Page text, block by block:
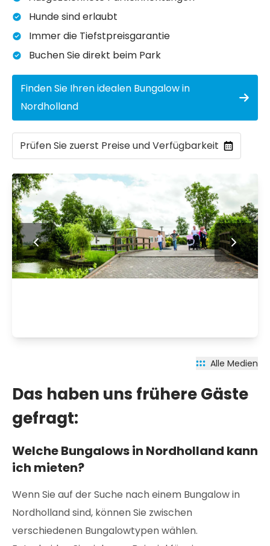
Hunde sind erlaubt
Immer die Tiefstpreisgarantie
Buchen Sie direkt beim Park
Finden Sie Ihren idealen Bungalow in
Nordholland
Prüfen Sie zuerst Preise und Verfügbarkeit
Alle Medien
Das haben uns frühere Gäste
gefragt:
Welche Bungalows in Nordholland kann
ich mieten?
Wenn Sie auf der Suche nach einem Bungalow in
Nordholland sind, können Sie zwischen
verschiedenen Bungalowtypen wählen.